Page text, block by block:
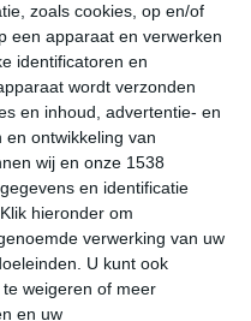
zoals cookies, op en/of
een apparaat en verwerken
identificatoren en
wordt verzonden
en inhoud, advertentie- en
ontwikkeling van
wij en onze 1538
en identificatie
hieronder om
verwerking van uw
U kunt ook
weigeren of meer
en uw
wo
16°
do
33° 20° 33°